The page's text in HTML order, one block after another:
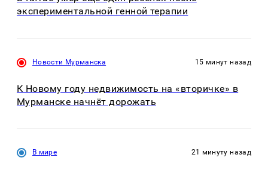
экспериментальной генной терапии
Новости Мурманска 15 минут назад
К Новому году недвижимость на «вторичке» в
Мурманске начнёт дорожать
В мире 21 минуту назад